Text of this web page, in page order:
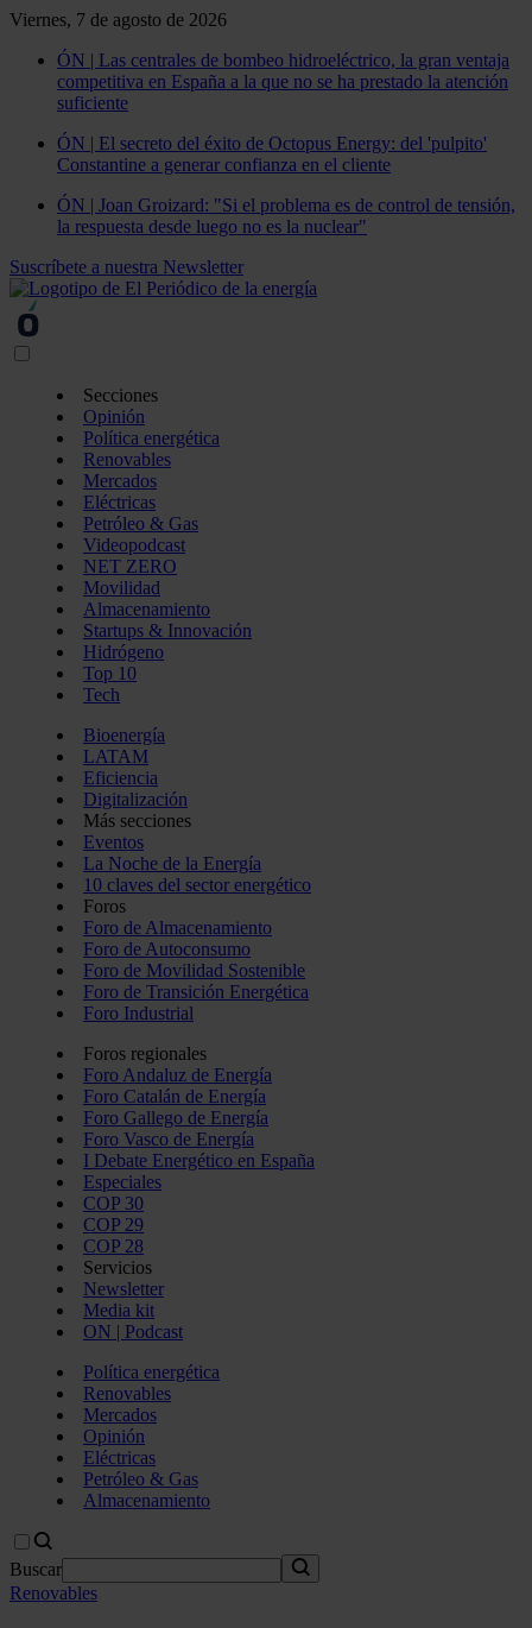
Viernes, 7 de agosto de 2026
ÓN | Las centrales de bombeo hidroeléctrico, la gran ventaja
competitiva en España a la que no se ha prestado la atención
suficiente
ÓN | El secreto del éxito de Octopus Energy: del 'pulpito'
Constantine a generar confianza en el cliente
ÓN | Joan Groizard: "Si el problema es de control de tensión,
la respuesta desde luego no es la nuclear"
Suscríbete a nuestra Newsletter
Secciones
Opinión
Política energética
Renovables
Mercados
Eléctricas
Petróleo & Gas
Videopodcast
NET ZERO
Movilidad
Almacenamiento
Startups & Innovación
Hidrógeno
Top 10
Tech
Bioenergía
LATAM
Eficiencia
Digitalización
Más secciones
Eventos
La Noche de la Energía
10 claves del sector energético
Foros
Foro de Almacenamiento
Foro de Autoconsumo
Foro de Movilidad Sostenible
Foro de Transición Energética
Foro Industrial
Foros regionales
Foro Andaluz de Energía
Foro Catalán de Energía
Foro Gallego de Energía
Foro Vasco de Energía
I Debate Energético en España
Especiales
COP 30
COP 29
COP 28
Servicios
Newsletter
Media kit
ON | Podcast
Política energética
Renovables
Mercados
Opinión
Eléctricas
Petróleo & Gas
Almacenamiento
Buscar
Renovables